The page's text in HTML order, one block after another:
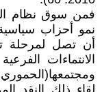
فمن سوق نظام
نمو أحزاب
أن تصل لمرحلة
الانتماءات
ومجتمعها(الحموري،